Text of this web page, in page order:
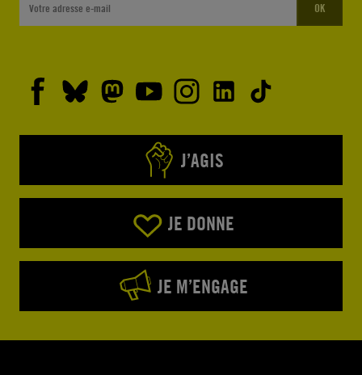
OK
J’AGIS
JE DONNE
JE M’ENGAGE